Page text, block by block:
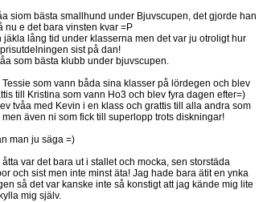
siom bästa smallhund under Bjuvscupen, det gjorde han
nu e det bara vinsten kvar =P
jäkla lång tid under klasserna men det var ju otroligt hur
sist på dan!
som bästa klubb under bjuvscupen.
som vann båda sina klasser på lördegen och blev
till Kristina som vann Ho3 och blev fyra dagen efter=)
tvåa med Kevin i en klass och grattis till alla andra som
även ni som fick till superlopp trots diskningar!
man ju säga =)
var det bara ut i stallet och mocka, sen storstäda
och sist men inte minst äta! Jag hade bara ätit en ynka
så det var kanske inte så konstigt att jag kände mig lite
mig själv.